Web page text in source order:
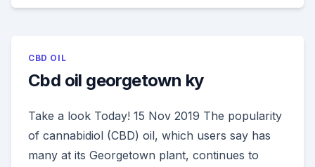
CBD OIL
Cbd oil georgetown ky
Take a look Today! 15 Nov 2019 The popularity
of cannabidiol (CBD) oil, which users say has
many at its Georgetown plant, continues to